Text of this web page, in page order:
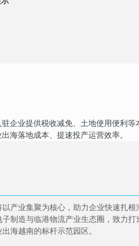
企业提供税收减免、土地使用便利等
海落地成本、提速投产运营效率。
以产业集聚为核心，助力企业快速扎
子制造与临港物流产业生态圈，致力打
出海越南的标杆示范园区。